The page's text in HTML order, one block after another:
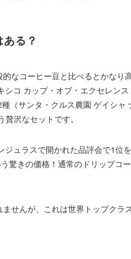
る？
なコーヒー豆と比べるとかなり
コ カップ・オブ・エクセレンス
（サンタ・クルス農園 ゲイシャ
沢なセットです。
ュラスで開かれた品評会で1位
驚きの価格！通常のドリップコ
せんが、これは世界トップクラ